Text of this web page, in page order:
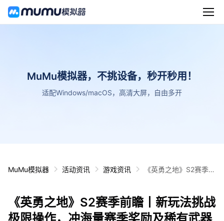
MuMu模拟器，不挑设备，秒开秒用！
适配Windows/macOS，高清大屏，自由多开
MuMu模拟器 活动资讯 游戏资讯
《英勇之地》S2赛季前
稀有武器
《英勇之地》S2赛季前瞻丨新玩法挑战